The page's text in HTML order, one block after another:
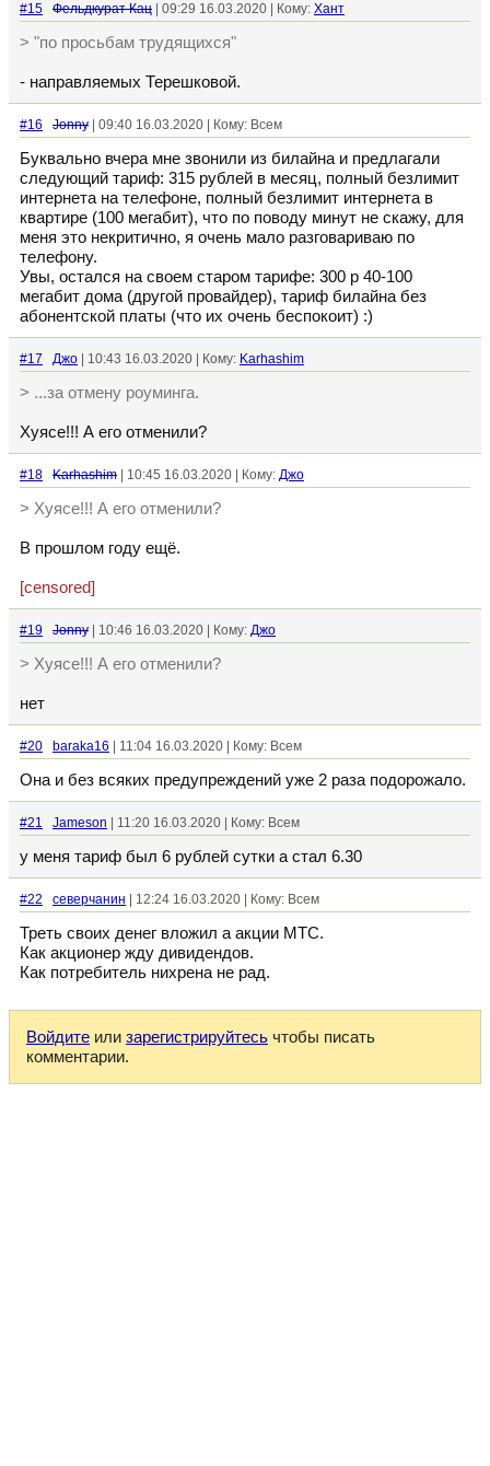
#15 Фельдкурат Кац | 09:29 16.03.2020 | Кому: Хант
> "по просьбам трудящихся"
- направляемых Терешковой.
#16 Jonny | 09:40 16.03.2020 | Кому: Всем
Буквально вчера мне звонили из билайна и предлагали
следующий тариф: 315 рублей в месяц, полный безлимит
интернета на телефоне, полный безлимит интернета в
квартире (100 мегабит), что по поводу минут не скажу, для
меня это некритично, я очень мало разговариваю по
телефону.
Увы, остался на своем старом тарифе: 300 р 40-100
мегабит дома (другой провайдер), тариф билайна без
абонентской платы (что их очень беспокоит) :)
#17 Джо | 10:43 16.03.2020 | Кому: Karhashim
> ...за отмену роуминга.
Хуясе!!! А его отменили?
#18 Karhashim | 10:45 16.03.2020 | Кому: Джо
> Хуясе!!! А его отменили?
В прошлом году ещё.
[censored]
#19 Jonny | 10:46 16.03.2020 | Кому: Джо
> Хуясе!!! А его отменили?
нет
#20 baraka16 | 11:04 16.03.2020 | Кому: Всем
Она и без всяких предупреждений уже 2 раза подорожало.
#21 Jameson | 11:20 16.03.2020 | Кому: Всем
у меня тариф был 6 рублей сутки а стал 6.30
#22 северчанин | 12:24 16.03.2020 | Кому: Всем
Треть своих денег вложил а акции МТС.
Как акционер жду дивидендов.
Как потребитель нихрена не рад.
Войдите или зарегистрируйтесь чтобы писать
комментарии.